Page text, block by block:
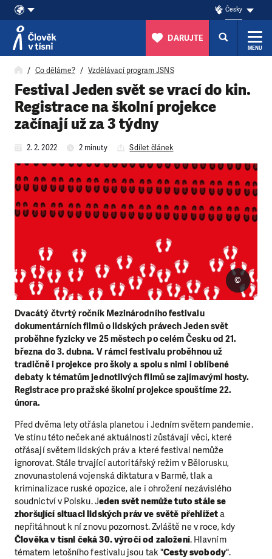
Přeskočit na obsah
Česky
DARUJTE
MENU
Co děláme? Vzdělávací program JSNS
Festival Jeden svět se vrací do kin.
Registrace na školní projekce
začínají už za 3 týdny
2. 2. 2022 2 minuty Sdílet článek
Dvacátý čtvrtý ročník Mezinárodního festivalu
dokumentárních filmů o lidských právech Jeden svět
proběhne fyzicky ve 25 městech po celém Česku od 21.
března do 3. dubna. V rámci festivalu proběhnou už
tradičně i projekce pro školy a spolu s nimi i oblíbené
debaty k tématům jednotlivých filmů se zajímavými hosty.
Registrace pro pražské školní projekce spouštíme 22.
února.
©
Před dvěma lety otřásla planetou i Jedním světem pandemie.
Ve stínu této nečekané aktuálnosti zůstávají věci, které
otřásají světem lidských práv a které festival nemůže
ignorovat. Stále trvající autoritářský režim v Bělorusku,
znovunastolená vojenská diktatura v Barmě, tlak a
kriminalizace ruské opozice, ale i ohrožení nezávislého
soudnictví v Polsku. Jeden svět nemůže tuto stále se
zhoršující situaci lidských práv ve světě přehlížeta
nepřitáhnout k ní znovu pozornost. Zvláště ne v roce, kdy
Člověka v tísni čeká 30. výročí od založení. Hlavním
tématem letošního festivalu jsou tak "Cesty svobody".